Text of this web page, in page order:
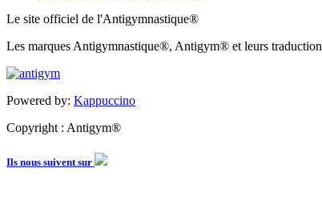
Le site officiel de l'Antigymnastique®
Les marques Antigymnastique®, Antigym® et leurs
Powered by: Kappuccino
Copyright : Antigym®
Ils nous suivent sur